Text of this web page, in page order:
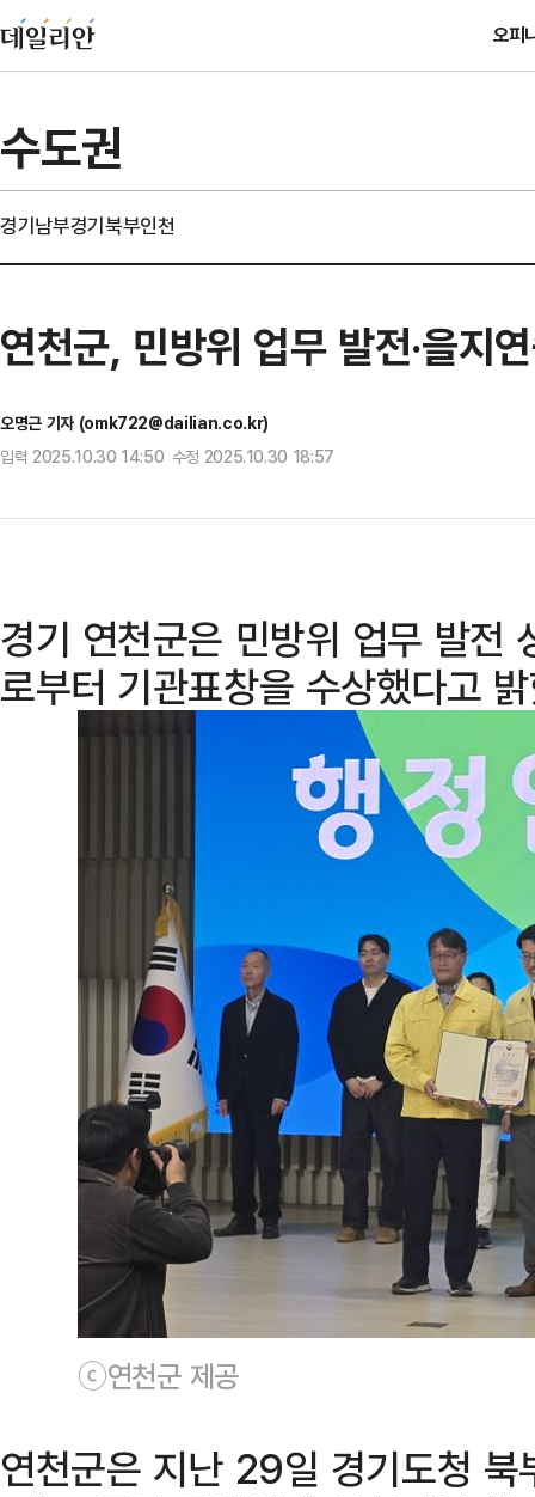
오피
수도권
경기남부경기북부인천
연천군, 민방위 업무 발전·을지
오명근 기자 (omk722@dailian.co.kr)
입력 2025.10.30 14:50 수정 2025.10.30 18:57
경기 연천군은 민방위 업무 발전
로부터 기관표창을 수상했다고
ⓒ연천군 제공
연천군은 지난 29일 경기도청